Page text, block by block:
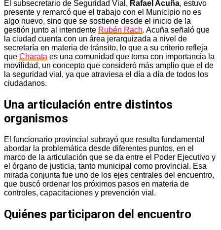
El subsecretario de Seguridad Vial, Rafael Acuña, estuvo
presente y remarcó que el trabajo con el Municipio no es
algo nuevo, sino que se sostiene desde el inicio de la
gestión junto al intendente Rubén Rach. Acuña señaló que
la ciudad cuenta con un área jerarquizada a nivel de
secretaría en materia de tránsito, lo que a su criterio refleja
que Charata es una comunidad que toma con importancia la
movilidad, un concepto que consideró más amplio que el de
la seguridad vial, ya que atraviesa el día a día de todos los
ciudadanos.
Una articulación entre distintos
organismos
El funcionario provincial subrayó que resulta fundamental
abordar la problemática desde diferentes puntos, en el
marco de la articulación que se da entre el Poder Ejecutivo y
el órgano de justicia, tanto municipal como provincial. Esa
mirada conjunta fue uno de los ejes centrales del encuentro,
que buscó ordenar los próximos pasos en materia de
controles, capacitaciones y prevención vial.
Quiénes participaron del encuentro